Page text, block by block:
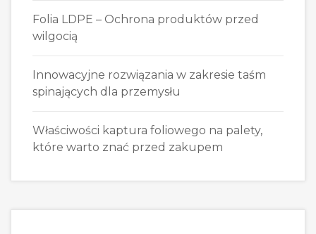
Folia LDPE – Ochrona produktów przed
wilgocią
Innowacyjne rozwiązania w zakresie taśm
spinających dla przemysłu
Właściwości kaptura foliowego na palety,
które warto znać przed zakupem